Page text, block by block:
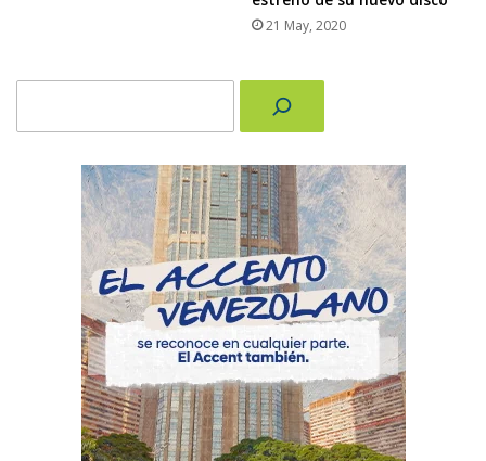
21 May, 2020